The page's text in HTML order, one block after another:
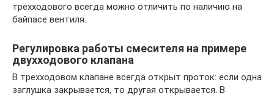
трехходового всегда можно отличить по наличию на
байпасе вентиля.
Регулировка работы смесителя на примере
двухходового клапана
В трехходовом клапане всегда открыт проток: если одна
заглушка закрывается, то другая открывается. В